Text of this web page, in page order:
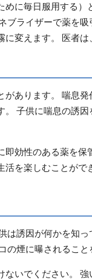
に毎日服用する
ブライザーで薬を
変えます。 医者は
あります。 喘息
子供に喘息の誘
即効性のある薬を
を楽しむことがで
は誘因が何かを知
の煙に曝されるこ
いでください。